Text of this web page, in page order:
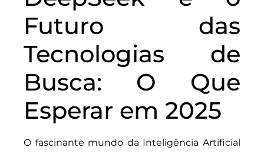
Futuro das
Tecnologias de
Busca: O Que
Esperar em 2025
O fascinante mundo da Inteligência Artificial